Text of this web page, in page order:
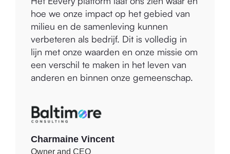
milieu en de samenleving kunnen
verbeteren als bedrijf. Dit is volledig in
lijn met onze waarden en onze missie om
een verschil te maken in het leven van
anderen en binnen onze gemeenschap.
Owner and CEO